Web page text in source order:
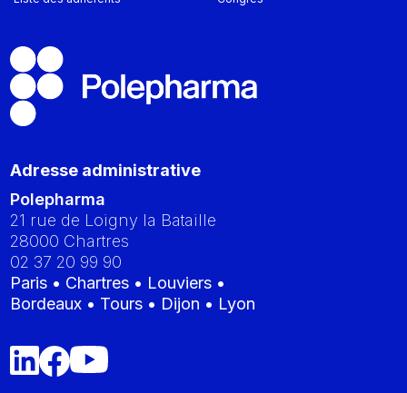
Adresse administrative
Polepharma
21 rue de Loigny la Bataille
28000 Chartres
02 37 20 99 90
Paris • Chartres • Louviers •
Bordeaux • Tours • Dijon • Lyon